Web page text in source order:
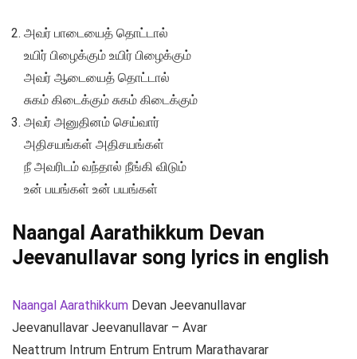
அவர் பாடையைத் தொட்டால்
உயிர் பிழைக்கும் உயிர் பிழைக்கும்
அவர் ஆடையைத் தொட்டால்
சுகம் கிடைக்கும் சுகம் கிடைக்கும்
அவர் அனுதினம் செய்வார்
அதிசயங்கள் அதிசயங்கள்
நீ அவரிடம் வந்தால் நீங்கி விடும்
உன் பயங்கள் உன் பயங்கள்
Naangal Aarathikkum Devan
Jeevanullavar song lyrics in english
Naangal Aarathikkum Devan Jeevanullavar
Jeevanullavar Jeevanullavar – Avar
Neattrum Intrum Entrum Entrum Marathavarar